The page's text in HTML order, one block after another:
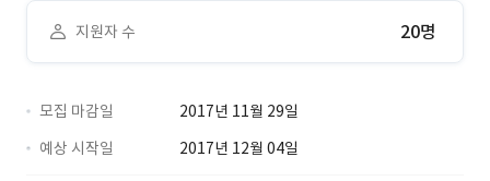
지원자 수 20명
모집 마감일
2017년 11월 29일
예상 시작일
2017년 12월 04일